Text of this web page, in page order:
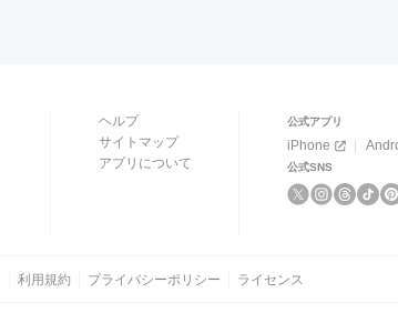
ヘルプ
サイトマップ
アプリについて
公式アプリ
iPhone
公式SNS
利用規約 プライバシーポリシー ライセンス